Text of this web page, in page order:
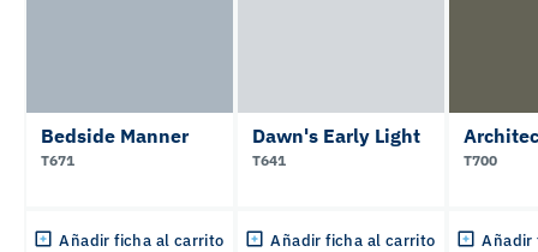
Bedside Manner
T671
Añadir ficha al carrito
Dawn's Early Light
T641
Añadir ficha al carrito
T700
Añadir